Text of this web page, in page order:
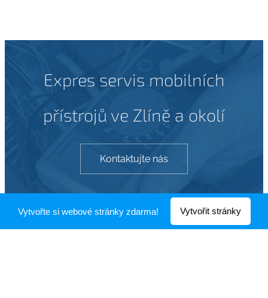
Expres servis mobilních
přístrojů ve Zlíně a okolí
Kontaktujte nás
Vytvořte si webové stránky zdarma! Vytvořit stránky